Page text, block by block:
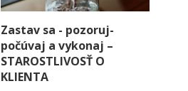
Zastav sa - pozoruj-
počúvaj a vykonaj –
STAROSTLIVOSŤ O
KLIENTA